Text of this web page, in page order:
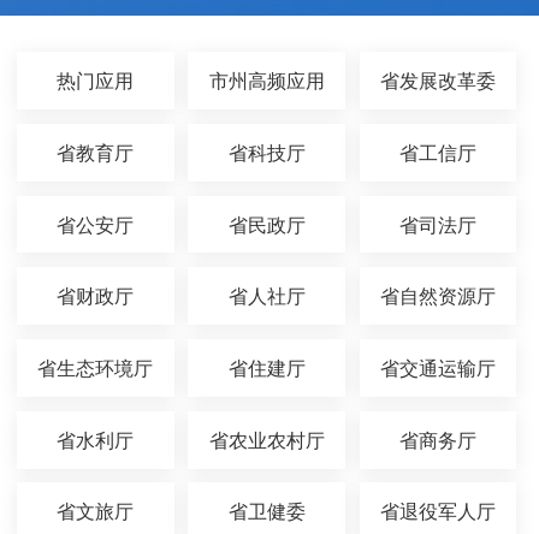
热门应用 市州高频应用 省发展改革委
省教育厅 省科技厅 省工信厅
省公安厅 省民政厅 省司法厅
省财政厅 省人社厅 省自然资源厅
省生态环境厅 省住建厅 省交通运输厅
省水利厅 省农业农村厅 省商务厅
省文旅厅 省卫健委 省退役军人厅